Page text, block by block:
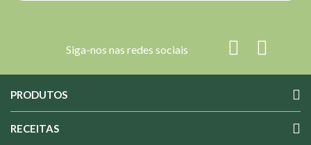
Siga-nos nas redes sociais
PRODUTOS
RECEITAS